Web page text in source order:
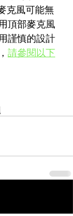
克風可能無
頂部麥克風
謹慎的設計
請參閱以下